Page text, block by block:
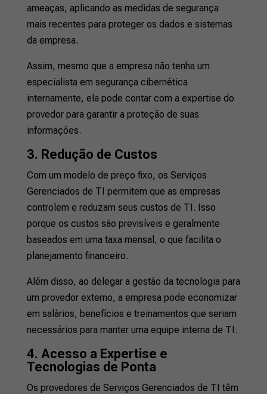
ameaças, aplicando as medidas de segurança
mais recentes para proteger os dados e sistemas
da empresa.
Assim, mesmo que a empresa não tenha um
especialista em segurança cibernética
internamente, ela pode contar com a expertise do
provedor para garantir a proteção de suas
informações.
3. Redução de Custos
Com um modelo de preço fixo, os Serviços
Gerenciados de TI permitem que as empresas
controlem e reduzam seus custos de TI. Isso
porque os custos são previsíveis e geralmente
baseados em uma taxa mensal, o que facilita o
planejamento financeiro.
Além disso, ao delegar a gestão da tecnologia para
um provedor externo, a empresa pode economizar
em salários, benefícios e treinamentos que seriam
necessários para manter uma equipe interna de TI.
4. Acesso a Expertise e
Tecnologias de Ponta
Os provedores de Serviços Gerenciados de TI têm